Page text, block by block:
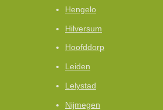
Hengelo
Hilversum
Hoofddorp
Leiden
Lelystad
Nijmegen